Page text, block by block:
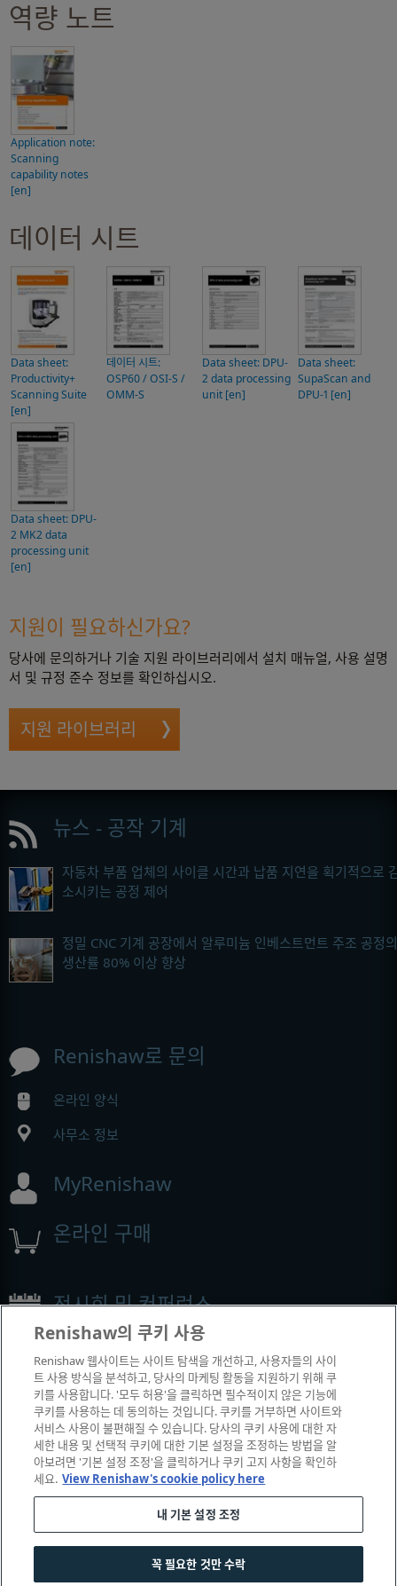
역량 노트
Application note:
Scanning
capability notes
[en]
데이터 시트
Data sheet:
Productivity+
Scanning Suite
[en]
데이터 시트:
OSP60 / OSI-S /
OMM-S
Data sheet: DPU-
2 data processing
unit [en]
Data sheet:
SupaScan and
DPU-1 [en]
Data sheet: DPU-
2 MK2 data
processing unit
[en]
지원이 필요하신가요?
당사에 문의하거나 기술 지원 라이브러리에서 설치 매뉴얼, 사용 설명
서 및 규정 준수 정보를 확인하십시오.
지원 라이브러리
뉴스 - 공작 기계
자동차 부품 업체의 사이클 시간과 납품 지연을 획기적으로
소시키는 공정 제어
정밀 CNC 기계 공장에서 알루미늄 인베스트먼트 주조 공정의
생산률 80% 이상 향상
Renishaw로 문의
온라인 양식
사무소 정보
MyRenishaw
온라인 구매
전시회 및 컨퍼런스
© 2001-2026 Renishaw plc. All rights reserved.
고객 상담 | | |
|
Renishaw의 쿠키 사용
Renishaw 웹사이트는 사이트 탐색을 개선하고, 사용자들의 사이
트 사용 방식을 분석하고, 당사의 마케팅 활동을 지원하기 위해 쿠
키를 사용합니다. '모두 허용'을 클릭하면 필수적이지 않은 기능에
쿠키를 사용하는 데 동의하는 것입니다. 쿠키를 거부하면 사이트와
서비스 사용이 불편해질 수 있습니다. 당사의 쿠키 사용에 대한 자
세한 내용 및 선택적 쿠키에 대한 기본 설정을 조정하는 방법을 알
아보려면 '기본 설정 조정'을 클릭하거나 쿠키 고지 사항을 확인하
세요. View Renishaw's cookie policy here
내 기본 설정 조정
꼭 필요한 것만 수락